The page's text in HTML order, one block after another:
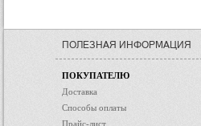
ПОЛЕЗНАЯ ИНФОРМАЦИЯ
ПОКУПАТЕЛЮ
Доставка
Способы оплаты
Прайс-лист